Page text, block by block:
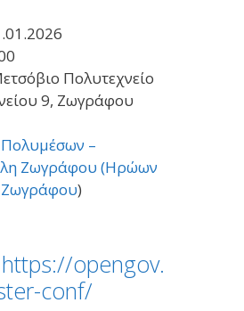
Πολυτεχνείο
9, Ζωγράφου
–
Ζωγράφου (Ηρώων
Ζωγράφου)
https://opengov.
conf/